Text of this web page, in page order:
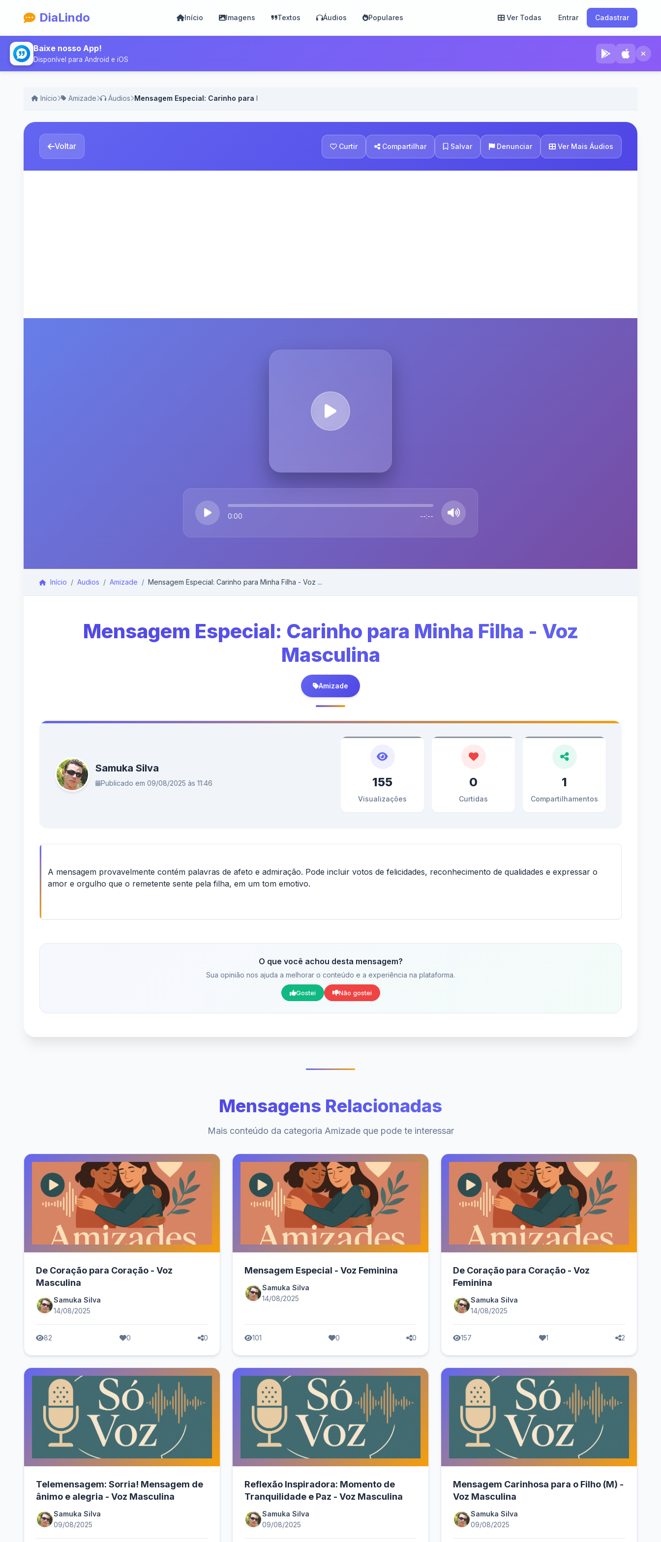
DiaLindo Início Imagens Textos Áudios Populares Ver Todas Entrar Cadastrar
Baixe nosso App!
Disponível para Android e iOS
Início Amizade Áudios Mensagem Especial: Carinho para Minha Filha - Voz Masculina
Voltar Curtir Compartilhar Salvar Denunciar Ver Mais Áudios
0:00 --:--
Início Audios Amizade Mensagem Especial: Carinho para Minha Filha - Voz ...
Mensagem Especial: Carinho para Minha Filha - Voz
Masculina
Amizade
Samuka Silva
Publicado em 09/08/2025 às 11:46 155
Visualizações
0
Curtidas
1
Compartilhamentos
A mensagem provavelmente contém palavras de afeto e admiração. Pode incluir votos de felicidades, reconhecimento de qualidades e expressar o
amor e orgulho que o remetente sente pela filha, em um tom emotivo.
O que você achou desta mensagem?
Sua opinião nos ajuda a melhorar o conteúdo e a experiência na plataforma.
Gostei Não gostei
Mensagens Relacionadas
Mais conteúdo da categoria Amizade que pode te interessar
De Coração para Coração - Voz
Masculina
Samuka Silva
14/08/2025
82 0 0
Mensagem Especial - Voz Feminina
Samuka Silva
14/08/2025
101 0 0
De Coração para Coração - Voz
Feminina
Samuka Silva
14/08/2025
157 1 2
Telemensagem: Sorria! Mensagem de
ânimo e alegria - Voz Masculina
Samuka Silva
09/08/2025
Reflexão Inspiradora: Momento de
Tranquilidade e Paz - Voz Masculina
Samuka Silva
09/08/2025
Mensagem Carinhosa para o Filho (M) -
Voz Masculina
Samuka Silva
09/08/2025